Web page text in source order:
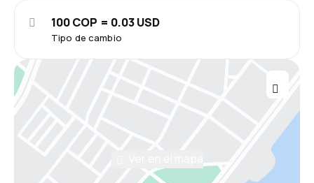
Tipo de cambio
100 COP = 0.03 USD